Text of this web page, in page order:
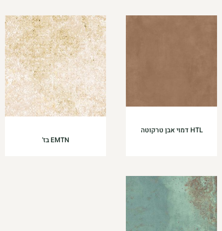
HTL דמוי אבן טרקוטה
EMTN בז'